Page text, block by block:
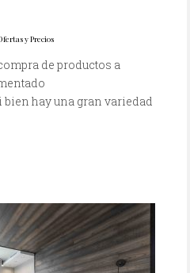
y Precios
de productos a
hay una gran variedad